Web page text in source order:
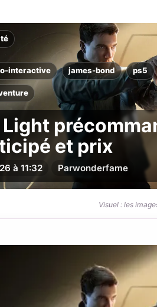
interactive james-bond ps5
et prix
à 11:32 Parwonderfame
Visuel : les